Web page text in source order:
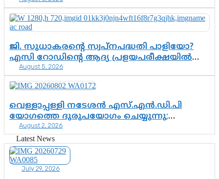
ജി. സുധാകരന്റെ സ്വപ്നപദ്ധതി പാളിയോ?
എസി റോഡിന്റെ ആദ്യ പ്രളയപരീക്ഷയിൽ
ഉയരുന്നത് ഗുരുതര ചോദ്യങ്ങൾ
August 5, 2026
വെള്ളാപ്പള്ളി നടേശൻ എസ്.എൻ.ഡി.പി
യോഗത്തെ ദുരുപയോഗം ചെയ്യുന്നു;
ശ്രീനാരായണ പ്രസ്ഥാനത്തെ കാർന്നുതിന്നുന്ന
വിഷവിത്ത്: ഗോകുലം ഗോപാലൻ
August 2, 2026
Latest News
July 29, 2026